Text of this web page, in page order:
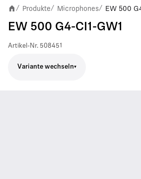
/ Produkte/ Microphones/ EW 500
EW 500 G4-CI1-GW1
Artikel-Nr. 508451
Variante wechseln